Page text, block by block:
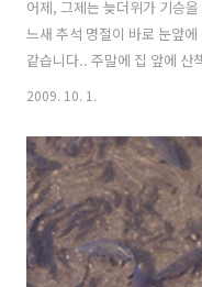
어제, 그제는 늦더위가 기승
느새 추석 명절이 바로 눈앞
같습니다.. 주말에 집 앞에 산
씨를 지닌 채, 온 세상을 아름
(?) 한마리가 유유자적 여유
크게 담지 못했네요...ㅋ~) 가
띄질 않습니다... 억새도 가을
름을 알지 못하지만, 특이하
꽃의 이름을 아시는분 계시나
2009. 10. 1.